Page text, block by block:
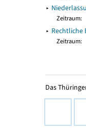
▸
Zeitraum:
▸ Rechtliche
Zeitraum:
Das